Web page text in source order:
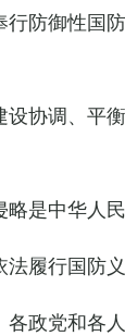
防御性国
协调、平
是中华人民
履行国防义
政党和各